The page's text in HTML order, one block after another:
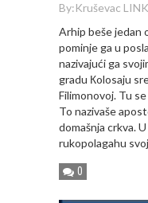
By:Kruševac LINK
Arhip beše jedan
pominje ga u
nazivajući ga
gradu Кolosaju
Filimonovoj. Tu
To nazivaše
domašnja crkva.
rukopolagahu
0